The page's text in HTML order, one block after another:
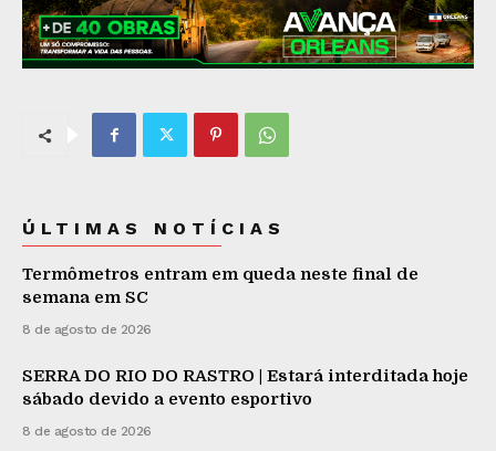
ÚLTIMAS NOTÍCIAS
Termômetros entram em queda neste final de
semana em SC
8 de agosto de 2026
SERRA DO RIO DO RASTRO | Estará interditada hoje
sábado devido a evento esportivo
8 de agosto de 2026